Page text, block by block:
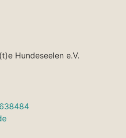
Hundeseelen e.V.